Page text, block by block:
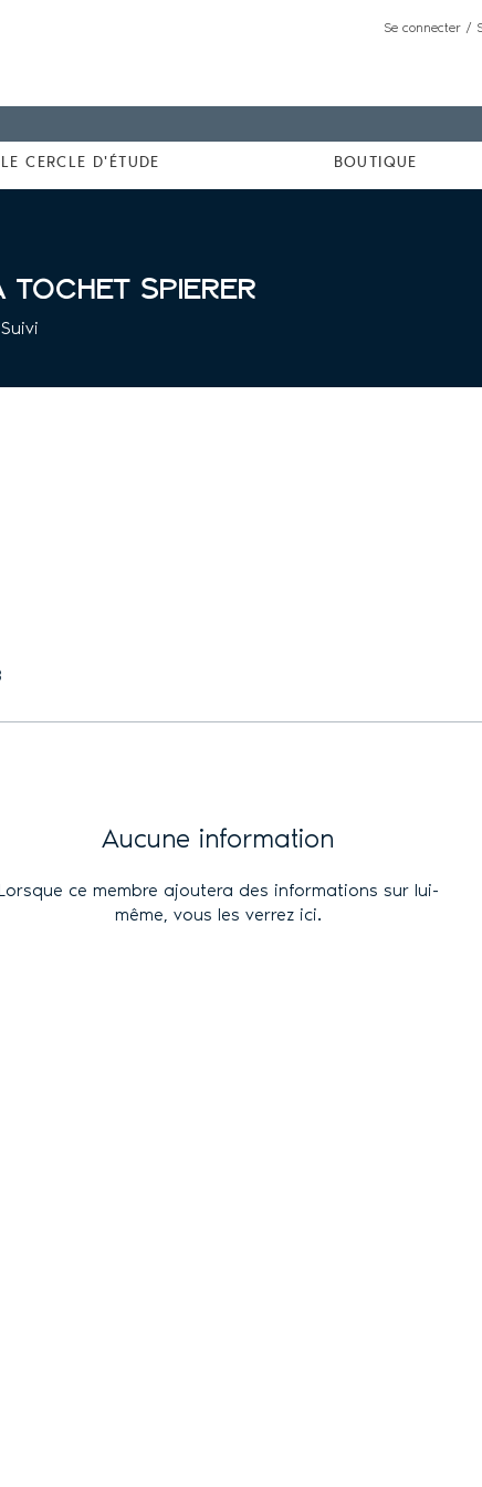
Se connecter /
LE CERCLE D'ÉTUDE BOUTIQUE
Aucune information
ce membre ajoutera des informations sur lui-
même, vous les verrez ici.
Tochet Spierer
Suivi